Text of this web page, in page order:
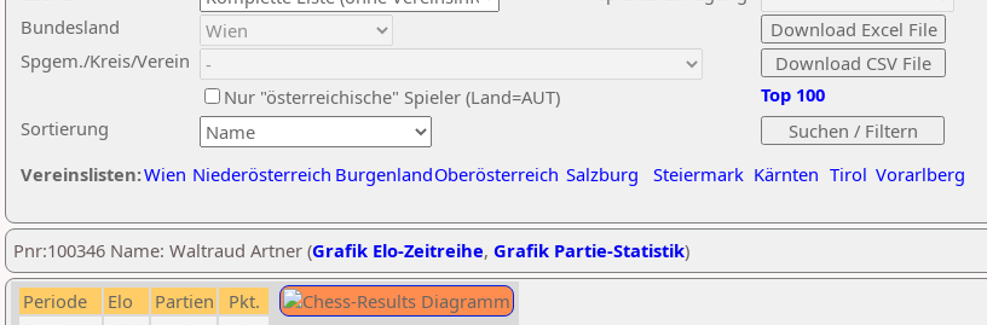
Sortierung
Bundesland
Spgem./Kreis/Verein
Nur "österreichische" Spieler (Land=AUT)
Vereinslisten:Wien Niederösterreich BurgenlandOberösterreich Salzburg Steiermark Kärnten Tirol Vorarlberg
Top 100
Pnr:100346 Name: Waltraud Artner (Grafik Elo-Zeitreihe, Grafik Partie-Statistik)
Periode Elo Partien
Pkt.